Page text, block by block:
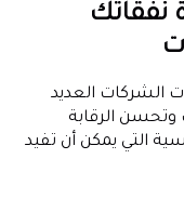
نفقاتك
الشركات العديد
وتحسن الرقابة
التي يمكن أن تفيد